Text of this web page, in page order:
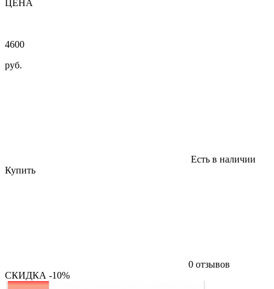
ЦЕНА
4600
руб.
Есть в наличии
Купить
0 отзывов
СКИДКА -10%